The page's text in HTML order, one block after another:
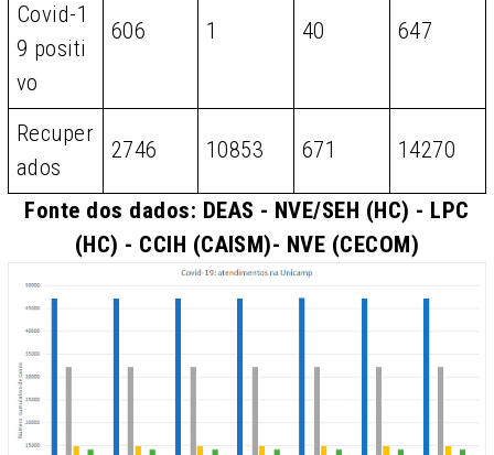
Covid-1
9 positi
vo
606 1 40 647
Recuper
ados
2746 10853 671 14270
Fonte dos dados: DEAS - NVE/SEH (HC) - LPC
(HC) - CCIH (CAISM)- NVE (CECOM)